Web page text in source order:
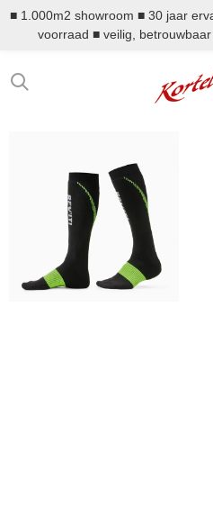
Ga
direct
de
hoofdinhoud
■ 1.000m2 showroom ■ 30 jaar
voorraad ■ veilig,